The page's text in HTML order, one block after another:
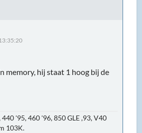
memory, hij staat 1 hoog bij de
'95, 460 '96, 850 GLE ,93, V40
103K.